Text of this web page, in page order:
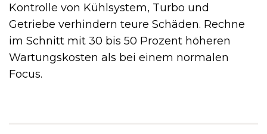
Kontrolle von Kühlsystem, Turbo und
Getriebe verhindern teure Schäden. Rechne
im Schnitt mit 30 bis 50 Prozent höheren
Wartungskosten als bei einem normalen
Focus.